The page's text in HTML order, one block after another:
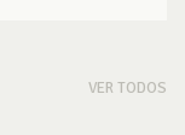
VER TODOS